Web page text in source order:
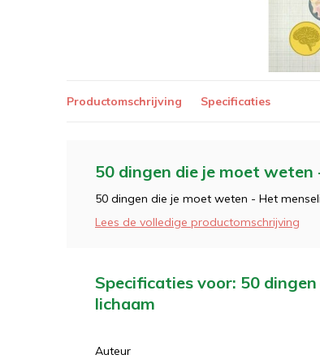
Productomschrijving Specificaties
50 dingen die je moet
50 dingen die je moet weten - Het
Lees de volledige productomschrijving
Specificaties voor: 50
lichaam
Auteur